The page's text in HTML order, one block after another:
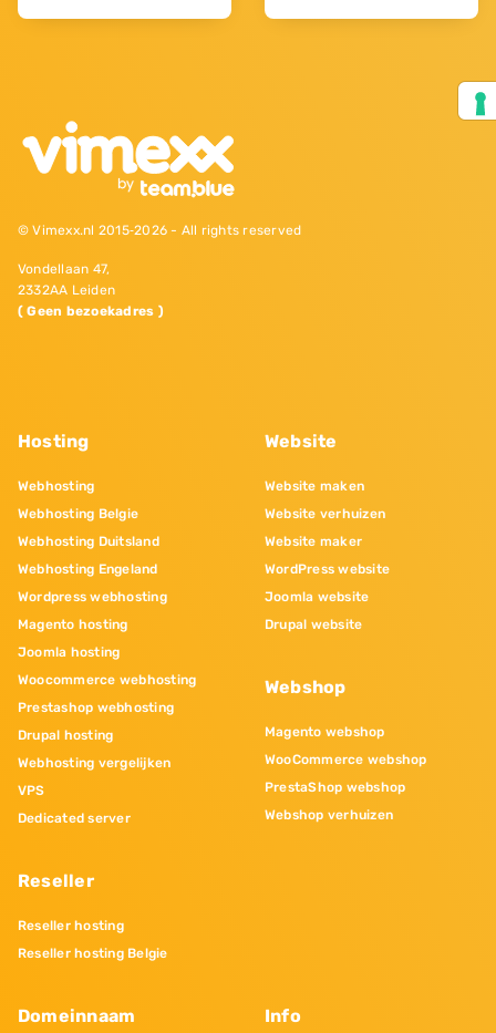
© Vimexx.nl 2015‐2026 - All rights reserved
Vondellaan 47,
2332AA Leiden
( Geen bezoekadres )
Hosting
Webhosting
Webhosting Belgie
Webhosting Duitsland
Webhosting Engeland
Wordpress webhosting
Magento hosting
Joomla hosting
Woocommerce webhosting
Prestashop webhosting
Drupal hosting
Webhosting vergelijken
VPS
Dedicated server
Reseller
Reseller hosting
Reseller hosting Belgie
Website
Website maken
Website verhuizen
Website maker
WordPress website
Joomla website
Drupal website
Webshop
Magento webshop
WooCommerce webshop
PrestaShop webshop
Webshop verhuizen
Domeinnaam Info